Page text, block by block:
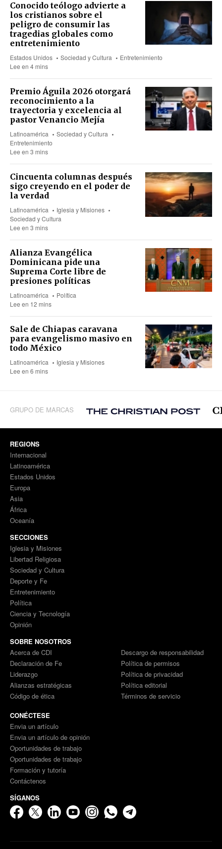
Conocido teólogo advierte a
los cristianos sobre el
peligro de consumir las
tragedias globales como
entretenimiento
Estados Unidos Sociedad y Cultura
Entretenimiento
Lee en 4 mins
Premio Águila 2026 otorgará
reconocimiento a la
trayectoria y excelencia al
pastor Venancio Mejía
Latinoamérica
Sociedad y Cultura
Entretenimiento
Lee en 3 mins
Cincuenta columnas después
sigo creyendo en el poder de
la verdad
Latinoamérica
Iglesia y Misiones
Sociedad y Cultura
Lee en 3 mins
Alianza Evangélica
Dominicana pide una
Suprema Corte libre de
presiones políticas
Latinoamérica
Política
Lee en 12 mins
Sale de Chiapas caravana
para evangelismo masivo en
todo México
Latinoamérica
Iglesia y Misiones
Lee en 6 mins
GRUPO DE MARCAS
REGIONS
Internacional
Latinoamérica
Estados Unidos
Europa
Asia
África
Oceanía
SECCIONES
Iglesia y Misiones
Libertad Religiosa
Sociedad y Cultura
Deporte y Fe
Entretenimiento
Política
Ciencia y Tecnología
Opinión
SOBRE NOSOTROS
Acerca de CDI
Declaración de Fe
Liderazgo
Alianzas estratégicas
Código de ética
Descargo de responsabilidad
Política de permisos
Política de privacidad
Política editorial
Términos de servicio
CONÉCTESE
Envia un artículo
Envia un artículo de opinión
Oportunidades de trabajo
Oportunidades de trabajo
Formación y tutoría
Contáctenos
SÍGANOS